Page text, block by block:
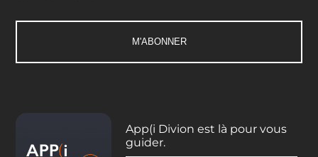
App(i Divion est là pour vous
guider.